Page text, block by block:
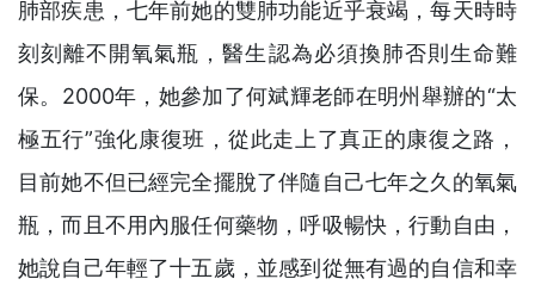
肺部疾患，七年前她的雙肺功能近乎衰竭，每天時時
刻刻離不開氧氣瓶，醫生認為必須換肺否則生命難
保。2000年，她參加了何斌輝老師在明州舉辦的“太
極五行”強化康復班，從此走上了真正的康復之路，
目前她不但已經完全擺脫了伴隨自己七年之久的氧氣
瓶，而且不用內服任何藥物，呼吸暢快，行動自由，
她說自己年輕了十五歲，並感到從無有過的自信和幸